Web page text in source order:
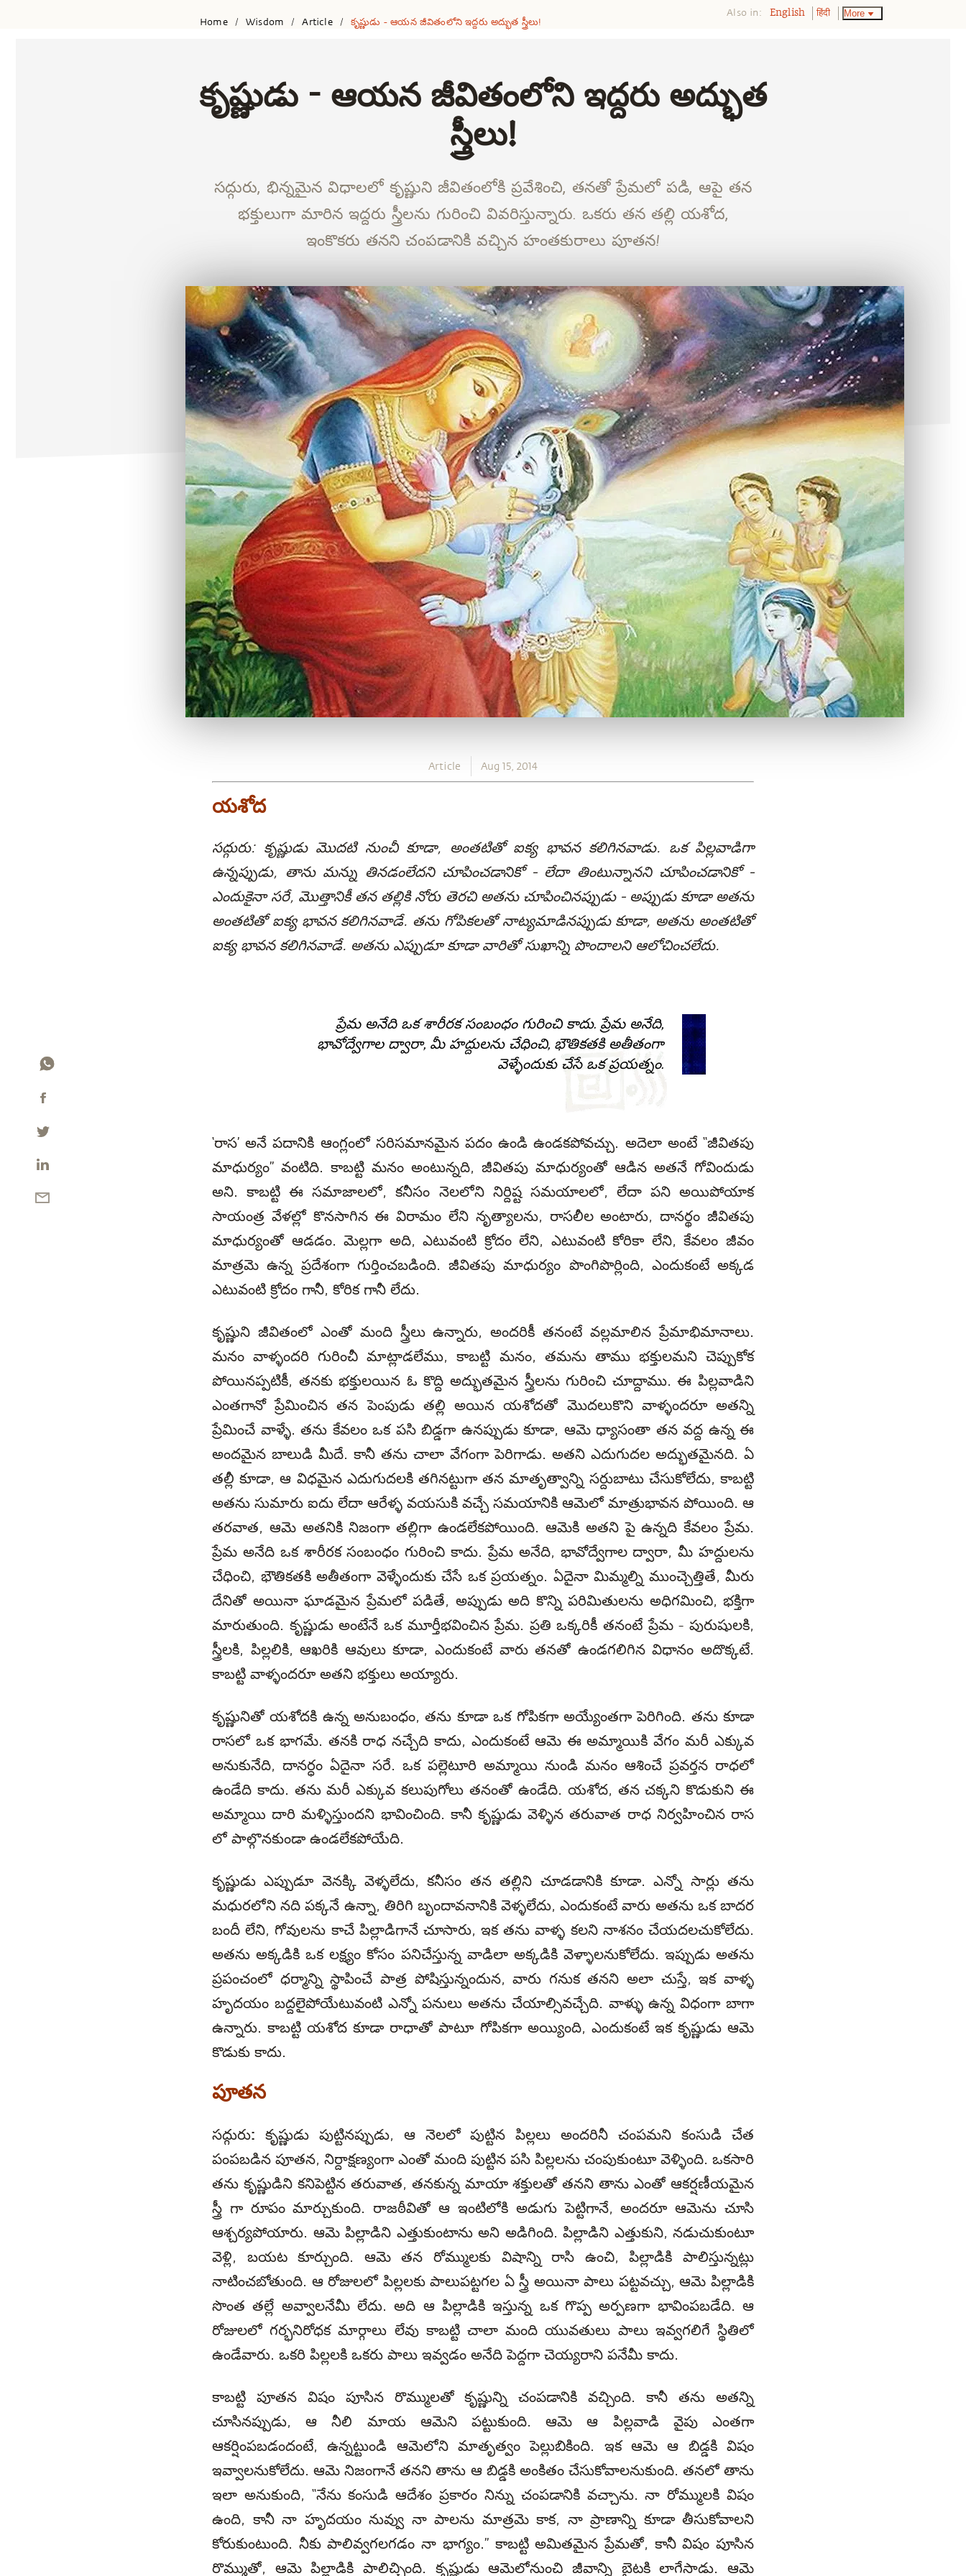
Home / Wisdom / Article / కృష్ణుడు - ఆయన జీవితంలోని ఇద్దరు అద్భుత స్త్రీలు!
Also in: English हिंदी More
కృష్ణుడు - ఆయన జీవితంలోని ఇద్దరు అద్భుత
స్త్రీలు!
సద్గురు, భిన్నమైన విధాలలో కృష్ణుని జీవితంలోకి ప్రవేశించి, తనతో ప్రేమలో పడి, ఆపై తన
భక్తులుగా మారిన ఇద్దరు స్త్రీలను గురించి వివరిస్తున్నారు. ఒకరు తన తల్లి యశోద,
ఇంకొకరు తనని చంపడానికి వచ్చిన హంతకురాలు పూతన!
Article Aug 15, 2014
యశోద
సద్గురు: కృష్ణుడు మొదటి నుంచీ కూడా, అంతటితో ఐక్య భావన కలిగినవాడు. ఒక పిల్లవాడిగా
ఉన్నప్పుడు, తాను మన్ను తినడంలేదని చూపించడానికో - లేదా తింటున్నానని చూపించడానికో -
ఎందుకైనా సరే, మొత్తానికీ తన తల్లికి నోరు తెరచి అతను చూపించినప్పుడు - అప్పుడు కూడా అతను
అంతటితో ఐక్య భావన కలిగినవాడే. తను గోపికలతో నాట్యమాడినప్పుడు కూడా, అతను అంతటితో
ఐక్య భావన కలిగినవాడే. అతను ఎప్పుడూ కూడా వారితో సుఖాన్ని పొందాలని ఆలోచించలేదు.
ప్రేమ అనేది ఒక శారీరక సంబంధం గురించి కాదు. ప్రేమ అనేది,
భావోద్వేగాల ద్వారా, మీ హద్దులను చేధించి, భౌతికతకి అతీతంగా
వెళ్ళేందుకు చేసే ఒక ప్రయత్నం.
‘రాస’ అనే పదానికి ఆంగ్లంలో సరిసమానమైన పదం ఉండి ఉండకపోవచ్చు. అదెలా అంటే “జీవితపు
మాధుర్యం” వంటిది. కాబట్టి మనం అంటున్నది, జీవితపు మాధుర్యంతో ఆడిన అతనే గోవిందుడు
అని. కాబట్టి ఈ సమాజాలలో, కనీసం నెలలోని నిర్దిష్ట సమయాలలో, లేదా పని అయిపోయాక
సాయంత్ర వేళల్లో కొనసాగిన ఈ విరామం లేని నృత్యాలను, రాసలీల అంటారు, దానర్థం జీవితపు
మాధుర్యంతో ఆడడం. మెల్లగా అది, ఎటువంటి క్రోదం లేని, ఎటువంటి కోరికా లేని, కేవలం జీవం
మాత్రమె ఉన్న ప్రదేశంగా గుర్తించబడింది. జీవితపు మాధుర్యం పొంగిపొర్లింది, ఎందుకంటే అక్కడ
ఎటువంటి క్రోదం గానీ, కోరిక గానీ లేదు.
కృష్ణుని జీవితంలో ఎంతో మంది స్త్రీలు ఉన్నారు, అందరికీ తనంటే వల్లమాలిన ప్రేమాభిమానాలు.
మనం వాళ్ళందరి గురించీ మాట్లాడలేము, కాబట్టి మనం, తమను తాము భక్తులమని చెప్పుకోక
పోయినప్పటికీ, తనకు భక్తులయిన ఓ కొద్ది అద్భుతమైన స్త్రీలను గురించి చూద్దాము. ఈ పిల్లవాడిని
ఎంతగానో ప్రేమించిన తన పెంపుడు తల్లి అయిన యశోదతో మొదలుకొని వాళ్ళందరూ అతన్ని
ప్రేమించే వాళ్ళే. తను కేవలం ఒక పసి బిడ్డగా ఉనప్పుడు కూడా, ఆమె ధ్యాసంతా తన వద్ద ఉన్న ఈ
అందమైన బాలుడి మీదే. కానీ తను చాలా వేగంగా పెరిగాడు. అతని ఎదుగుదల అద్భుతమైనది. ఏ
తల్లీ కూడా, ఆ విధమైన ఎదుగుదలకి తగినట్టుగా తన మాతృత్వాన్ని సర్దుబాటు చేసుకోలేదు, కాబట్టి
అతను సుమారు ఐదు లేదా ఆరేళ్ళ వయసుకి వచ్చే సమయానికి ఆమెలో మాత్రుభావన పోయింది. ఆ
తరవాత, ఆమె అతనికి నిజంగా తల్లిగా ఉండలేకపోయింది. ఆమెకి అతని పై ఉన్నది కేవలం ప్రేమ.
ప్రేమ అనేది ఒక శారీరక సంబంధం గురించి కాదు. ప్రేమ అనేది, భావోద్వేగాల ద్వారా, మీ హద్దులను
చేధించి, భౌతికతకి అతీతంగా వెళ్ళేందుకు చేసే ఒక ప్రయత్నం. ఏదైనా మిమ్మల్ని ముంచ్చెత్తితే, మీరు
దేనితో అయినా ఘాడమైన ప్రేమలో పడితే, అప్పుడు అది కొన్ని పరిమితులను అధిగమించి, భక్తిగా
మారుతుంది. కృష్ణుడు అంటేనే ఒక మూర్తీభవించిన ప్రేమ. ప్రతి ఒక్కరికీ తనంటే ప్రేమ - పురుషులకి,
స్త్రీలకి, పిల్లలికి, ఆఖరికి ఆవులు కూడా, ఎందుకంటే వారు తనతో ఉండగలిగిన విధానం అదొక్కటే.
కాబట్టి వాళ్ళందరూ అతని భక్తులు అయ్యారు.
కృష్ణునితో యశోదకి ఉన్న అనుబంధం, తను కూడా ఒక గోపికగా అయ్యేంతగా పెరిగింది. తను కూడా
రాసలో ఒక భాగమే. తనకి రాధ నచ్చేది కాదు, ఎందుకంటే ఆమె ఈ అమ్మాయికి వేగం మరీ ఎక్కువ
అనుకునేది, దానర్ధం ఏదైనా సరే. ఒక పల్లెటూరి అమ్మాయి నుండి మనం ఆశించే ప్రవర్తన రాధలో
ఉండేది కాదు. తను మరీ ఎక్కువ కలుపుగోలు తనంతో ఉండేది. యశోద, తన చక్కని కొడుకుని ఈ
అమ్మాయి దారి మళ్ళిస్తుందని భావించింది. కానీ కృష్ణుడు వెళ్ళిన తరువాత రాధ నిర్వహించిన రాస
లో పాల్గొనకుండా ఉండలేకపోయేది.
కృష్ణుడు ఎప్పుడూ వెనక్కి వెళ్ళలేదు, కనీసం తన తల్లిని చూడడానికి కూడా. ఎన్నో సార్లు తను
మధురలోని నది పక్కనే ఉన్నా, తిరిగి బృందావనానికి వెళ్ళలేదు, ఎందుకంటే వారు అతను ఒక బాదర
బందీ లేని, గోవులను కాచే పిల్లాడిగానే చూసారు, ఇక తను వాళ్ళ కలని నాశనం చేయదలచుకోలేదు.
అతను అక్కడికి ఒక లక్ష్యం కోసం పనిచేస్తున్న వాడిలా అక్కడికి వెళ్ళాలనుకోలేదు. ఇప్పుడు అతను
ప్రపంచంలో ధర్మాన్ని స్థాపించే పాత్ర పోషిస్తున్నందున, వారు గనుక తనని అలా చుస్తే, ఇక వాళ్ళ
హృదయం బద్దలైపోయేటువంటి ఎన్నో పనులు అతను చేయాల్సివచ్చేది. వాళ్ళు ఉన్న విధంగా బాగా
ఉన్నారు. కాబట్టి యశోద కూడా రాధాతో పాటూ గోపికగా అయ్యింది, ఎందుకంటే ఇక కృష్ణుడు ఆమె
కొడుకు కాదు.
పూతన
సద్గురు: కృష్ణుడు పుట్టినప్పుడు, ఆ నెలలో పుట్టిన పిల్లలు అందరినీ చంపమని కంసుడి చేత
పంపబడిన పూతన, నిర్దాక్షణ్యంగా ఎంతో మంది పుట్టిన పసి పిల్లలను చంపుకుంటూ వెళ్ళింది. ఒకసారి
తను కృష్ణుడిని కనిపెట్టిన తరువాత, తనకున్న మాయా శక్తులతో తనని తాను ఎంతో ఆకర్షణీయమైన
స్త్రీ గా రూపం మార్చుకుంది. రాజఠీవితో ఆ ఇంటిలోకి అడుగు పెట్టిగానే, అందరూ ఆమెను చూసి
ఆశ్చర్యపోయారు. ఆమె పిల్లాడిని ఎత్తుకుంటాను అని అడిగింది. పిల్లాడిని ఎత్తుకుని, నడుచుకుంటూ
వెళ్లి, బయట కూర్చుంది. ఆమె తన రోమ్ములకు విషాన్ని రాసి ఉంచి, పిల్లాడికి పాలిస్తున్నట్లు
నాటించబోతుంది. ఆ రోజులలో పిల్లలకు పాలుపట్టగల ఏ స్త్రీ అయినా పాలు పట్టవచ్చు, ఆమె పిల్లాడికి
సొంత తల్లే అవ్వాలనేమీ లేదు. అది ఆ పిల్లాడికి ఇస్తున్న ఒక గొప్ప అర్పణగా భావింపబడేది. ఆ
రోజులలో గర్భనిరోధక మార్గాలు లేవు కాబట్టి చాలా మంది యువతులు పాలు ఇవ్వగలిగే స్థితిలో
ఉండేవారు. ఒకరి పిల్లలకి ఒకరు పాలు ఇవ్వడం అనేది పెద్దగా చెయ్యరాని పనేమీ కాదు.
కాబట్టి పూతన విషం పూసిన రొమ్ములతో కృష్ణున్ని చంపడానికి వచ్చింది. కానీ తను అతన్ని
చూసినప్పుడు, ఆ నీలి మాయ ఆమెని పట్టుకుంది. ఆమె ఆ పిల్లవాడి వైపు ఎంతగా
ఆకర్షింపబడందంటే, ఉన్నట్టుండి ఆమెలోని మాతృత్వం పెల్లుబికింది. ఇక ఆమె ఆ బిడ్డకి విషం
ఇవ్వాలనుకోలేదు. ఆమె నిజంగానే తనని తాను ఆ బిడ్డకి అంకితం చేసుకోవాలనుకుంది. తనలో తాను
ఇలా అనుకుంది, “నేను కంసుడి ఆదేశం ప్రకారం నిన్ను చంపడానికి వచ్చాను. నా రోమ్ములకి విషం
ఉంది, కానీ నా హృదయం నువ్వు నా పాలను మాత్రమె కాక, నా ప్రాణాన్ని కూడా తీసుకోవాలని
కోరుకుంటుంది. నీకు పాలివ్వగలగడం నా భాగ్యం.” కాబట్టి అమితమైన ప్రేమతో, కానీ విషం పూసిన
రొమ్ముతో, ఆమె పిల్లాడికి పాలిచ్చింది. కృష్ణుడు ఆమెలోనుంచి జీవాన్ని బైటకి లాగేసాడు. ఆమె